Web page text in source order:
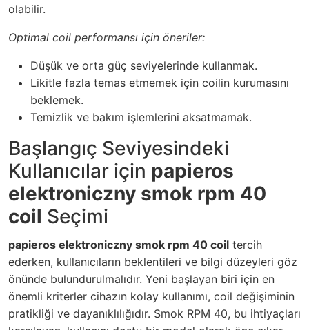
olabilir.
Optimal coil performansı için öneriler:
Düşük ve orta güç seviyelerinde kullanmak.
Likitle fazla temas etmemek için coilin kurumasını
beklemek.
Temizlik ve bakım işlemlerini aksatmamak.
Başlangıç Seviyesindeki
Kullanıcılar için papieros
elektroniczny smok rpm 40
coil Seçimi
papieros elektroniczny smok rpm 40 coil tercih
ederken, kullanıcıların beklentileri ve bilgi düzeyleri göz
önünde bulundurulmalıdır. Yeni başlayan biri için en
önemli kriterler cihazın kolay kullanımı, coil değişiminin
pratikliği ve dayanıklılığıdır. Smok RPM 40, bu ihtiyaçları